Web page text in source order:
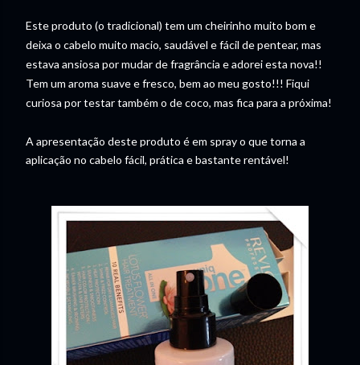
Este produto (o tradicional) tem um cheirinho muito bom e
deixa o cabelo muito macio, saudável e fácil de pentear, mas
estava ansiosa por mudar de fragrância e adorei esta nova!!
Tem um aroma suave e fresco, bem ao meu gosto!!! Fiqui
curiosa por testar também o de coco, mas fica para a próxima!
A apresentação deste produto é em spray o que torna a
aplicação no cabelo fácil, prática e bastante rentável!